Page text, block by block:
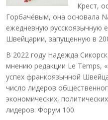
Крест,
Горбачёвым, она основала
ежедневную русскоязычную
Швейцарии, запущенную в
В 2022 году Надежда
мнению редакции Le Temps,
успех франкоязычной
число лидеров
экономических,
лидеров: Форум 100.